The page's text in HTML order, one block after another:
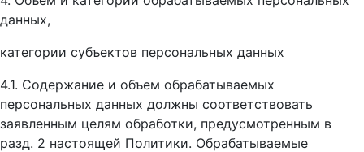
данных,
категории субъектов персональных данных
4.1. Содержание и объем обрабатываемых
персональных данных должны соответствовать
заявленным целям обработки, предусмотренным в
разд. 2 настоящей Политики. Обрабатываемые